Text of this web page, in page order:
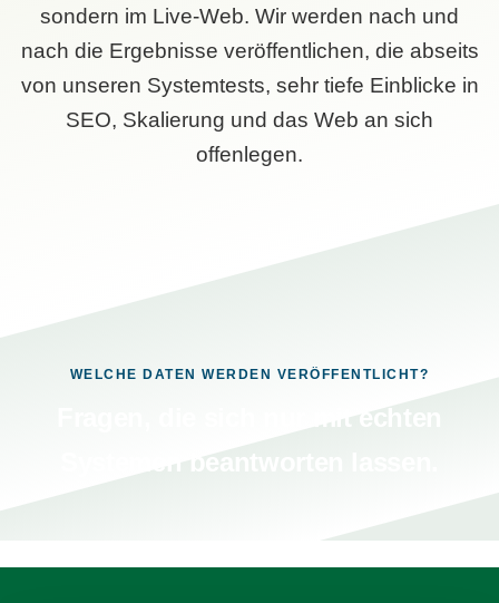
sondern im Live-Web. Wir werden nach und
nach die Ergebnisse veröffentlichen, die abseits
von unseren Systemtests, sehr tiefe Einblicke in
SEO, Skalierung und das Web an sich
offenlegen.
WELCHE DATEN WERDEN VERÖFFENTLICHT?